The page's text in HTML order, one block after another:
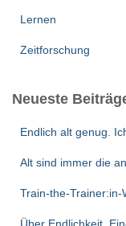
Lernen
Zeitforschung
Neueste
Endlich alt genug.
Alt sind immer die
Train-the-Trainer:in-